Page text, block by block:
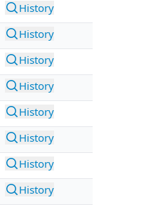
History
History
History
History
History
History
History
History